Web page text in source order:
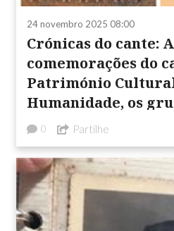
24 novembro 2025 08:00
Crónicas do cante:
comemorações do
Património
Humanidade, os
0 Partilhe